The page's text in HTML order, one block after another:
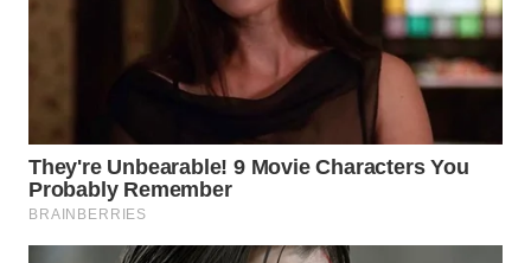
SEMARANG
WN